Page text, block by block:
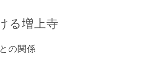
る増上寺
の関係